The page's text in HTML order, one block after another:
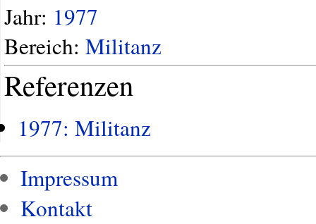
Jahr: 1977
Bereich: Militanz
Referenzen
1977: Militanz
Impressum
Kontakt